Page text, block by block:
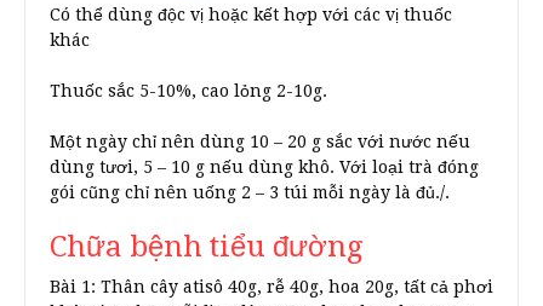
Có thể dùng độc vị hoặc kết hợp với các vị thuốc
khác
Thuốc sắc 5-10%, cao lỏng 2-10g.
Một ngày chỉ nên dùng 10 – 20 g sắc với nước nếu
dùng tươi, 5 – 10 g nếu dùng khô. Với loại trà đóng
gói cũng chỉ nên uống 2 – 3 túi mỗi ngày là đủ./.
Chữa bệnh tiểu đường
Bài 1: Thân cây atisô 40g, rễ 40g, hoa 20g, tất cả phơi